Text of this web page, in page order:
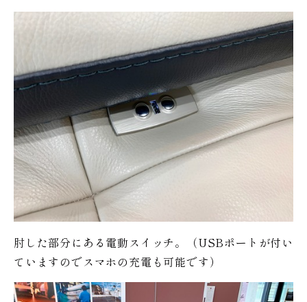
肘した部分にある電動スイッチ。（USBポートが付い
ていますのでスマホの充電も可能です）